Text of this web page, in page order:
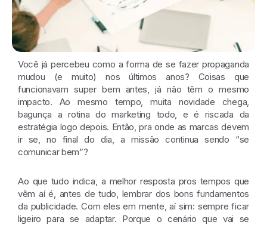
Você já percebeu como a forma de se fazer propaganda
mudou (e muito) nos últimos anos? Coisas que
funcionavam super bem antes, já não têm o mesmo
impacto. Ao mesmo tempo, muita novidade chega,
bagunça a rotina do marketing todo, e é riscada da
estratégia logo depois. Então, pra onde as marcas devem
ir se, no final do dia, a missão continua sendo “se
comunicar bem”?
Ao que tudo indica, a melhor resposta pros tempos que
vêm aí é, antes de tudo, lembrar dos bons fundamentos
da publicidade. Com eles em mente, aí sim: sempre ficar
ligeiro para se adaptar. Porque o cenário que vai se